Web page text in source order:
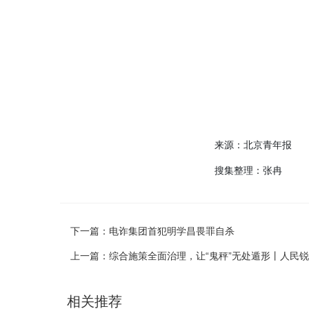
来源：北京青年报
搜集整理：张冉
下一篇： 电诈集团首犯明学昌畏罪自杀
上一篇： 综合施策全面治理，让“鬼秤”无处遁形丨人民
相关推荐